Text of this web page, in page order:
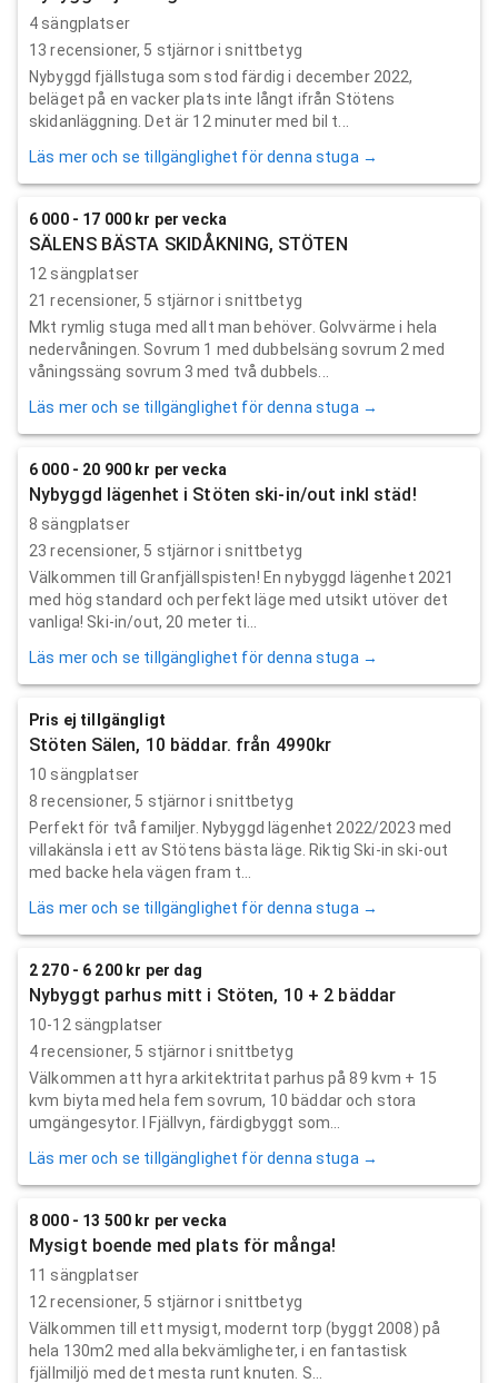
4 sängplatser
13 recensioner, 5 stjärnor i snittbetyg
Nybyggd fjällstuga som stod färdig i december 2022,
beläget på en vacker plats inte långt ifrån Stötens
skidanläggning. Det är 12 minuter med bil t...
Läs mer och se tillgänglighet för denna stuga →
6 000 - 17 000 kr per vecka
SÄLENS BÄSTA SKIDÅKNING, STÖTEN
12 sängplatser
21 recensioner, 5 stjärnor i snittbetyg
Mkt rymlig stuga med allt man behöver. Golvvärme i hela
nedervåningen. Sovrum 1 med dubbelsäng sovrum 2 med
våningssäng sovrum 3 med två dubbels...
Läs mer och se tillgänglighet för denna stuga →
6 000 - 20 900 kr per vecka
Nybyggd lägenhet i Stöten ski-in/out inkl städ!
8 sängplatser
23 recensioner, 5 stjärnor i snittbetyg
Välkommen till Granfjällspisten! En nybyggd lägenhet 2021
med hög standard och perfekt läge med utsikt utöver det
vanliga! Ski-in/out, 20 meter ti...
Läs mer och se tillgänglighet för denna stuga →
Pris ej tillgängligt
Stöten Sälen, 10 bäddar. från 4990kr
10 sängplatser
8 recensioner, 5 stjärnor i snittbetyg
Perfekt för två familjer. Nybyggd lägenhet 2022/2023 med
villakänsla i ett av Stötens bästa läge. Riktig Ski-in ski-out
med backe hela vägen fram t...
Läs mer och se tillgänglighet för denna stuga →
2 270 - 6 200 kr per dag
Nybyggt parhus mitt i Stöten, 10 + 2 bäddar
10-12 sängplatser
4recensioner, 5 stjärnor i snittbetyg
Välkommen att hyra arkitektritat parhus på 89 kvm + 15
kvm biyta med hela fem sovrum, 10 bäddar och stora
umgängesytor. I Fjällvyn, färdigbyggt som...
Läs mer och se tillgänglighet för denna stuga →
8 000 - 13 500 kr per vecka
Mysigt boende med plats för många!
11 sängplatser
12 recensioner, 5 stjärnor i snittbetyg
Välkommen till ett mysigt, modernt torp (byggt 2008) på
hela 130m2 med alla bekvämligheter, i en fantastisk
fjällmiljö med det mesta runt knuten. S...